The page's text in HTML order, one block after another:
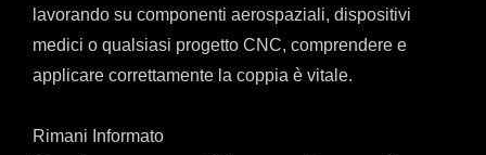
lavorando su componenti aerospaziali, dispositivi
medici o qualsiasi progetto CNC, comprendere e
applicare correttamente la coppia è vitale.
Rimani Informato